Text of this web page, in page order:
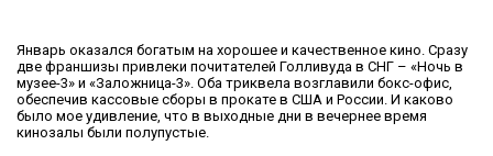
Январь оказался богатым на хорошее и качественное кино. Сразу
две франшизы привлеки почитателей Голливуда в СНГ – «Ночь в
музее-3» и «Заложница-3». Оба триквела возглавили бокс-офис,
обеспечив кассовые сборы в прокате в США и России. И каково
было мое удивление, что в выходные дни в вечернее время
кинозалы были полупустые.